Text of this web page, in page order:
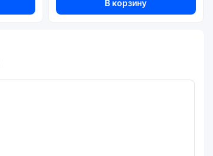
В корзину